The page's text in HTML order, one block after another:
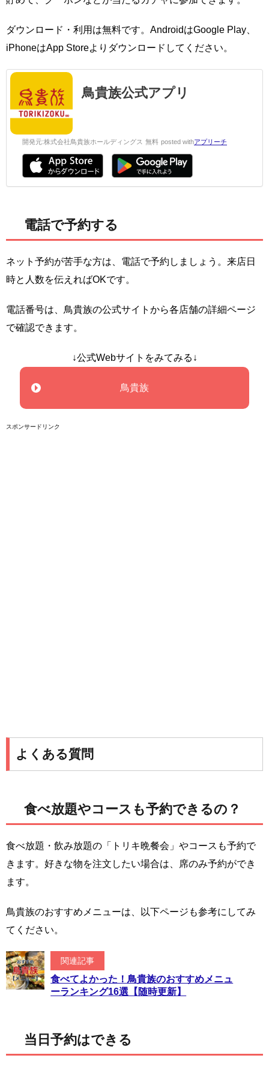
ダウンロード・利用は無料です。AndroidはGoogle Play、
iPhoneはApp Storeよりダウンロードしてください。
鳥貴族公式アプリ
開発元:株式会社鳥貴族ホールディングス 無料 posted withアプリーチ
電話で予約する
ネット予約が苦手な方は、電話で予約しましょう。来店日
時と人数を伝えればOKです。
電話番号は、鳥貴族の公式サイトから各店舗の詳細ページ
で確認できます。
↓公式Webサイトをみてみる↓
鳥貴族
スポンサードリンク
よくある質問
食べ放題やコースも予約できるの？
食べ放題・飲み放題の「トリキ晩餐会」やコースも予約で
きます。好きな物を注文したい場合は、席のみ予約ができ
ます。
鳥貴族のおすすめメニューは、以下ページも参考にしてみ
てください。
関連記事
食べてよかった！鳥貴族のおすすめメニュ
ーランキング16選【随時更新】
当日予約はできる